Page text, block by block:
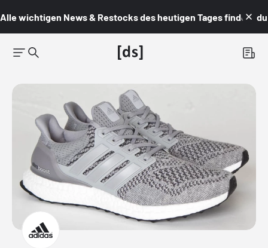
Alle wichtigen News & Restocks des heutigen Tages findest du